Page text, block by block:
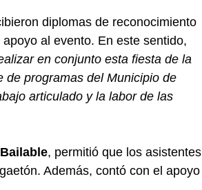
diplomas de reconocimiento
al evento. En este sentido,
en conjunto esta fiesta de la
de programas del Municipio de
articulado y la labor de las
, permitió que los asistentes
Además, contó con el apoyo